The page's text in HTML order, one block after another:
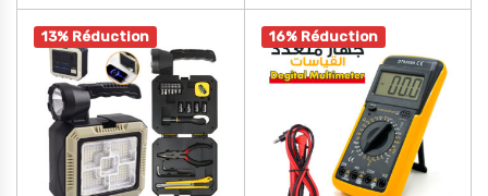
13% Réduction 16% Réduction